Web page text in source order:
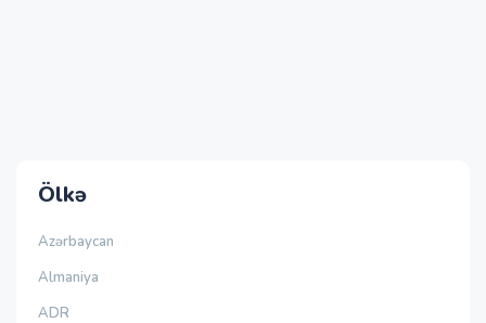
Ölkə
Azərbaycan
Almaniya
ADR